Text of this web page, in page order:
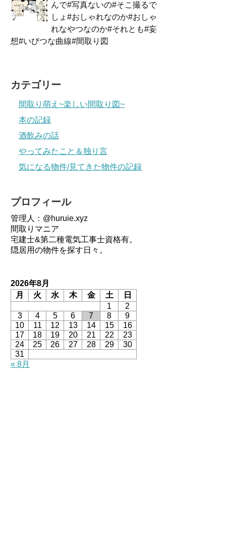
んで#写真ないの#そこ撮るで
しょ#おしゃれなのか#おしゃ
れなやつなのか#それとも#妄
想#いびつな曲線#間取り図
カテゴリー
間取り萌え~楽しい間取り図~
本の記録
酒飲みの話
やってみたこと＆独り言
気になる物件/見てきた物件の記録
プロフィール
管理人：@huruie.xyz
間取りマニア
宅建士&第二種電気工事士資格有。
隠居用の物件を探す日々。
2026年8月
月
火 水 木 金 土
日
1
2
3
4 5 6 7 8
9
10
11 12 13 14 15
16
17
18 19 20 21 22
23
24
25 26 27 28 29
30
31
« 8月